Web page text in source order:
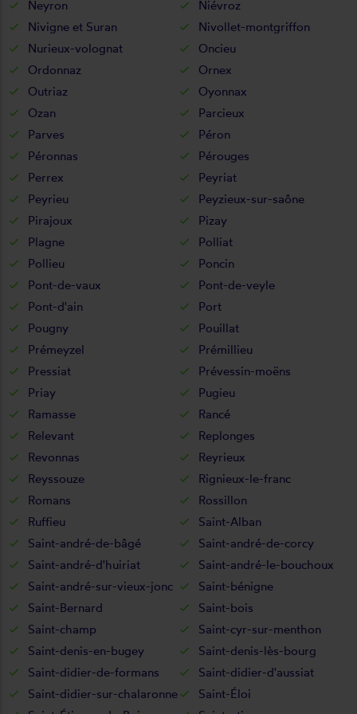
Neyron
Niévroz
Nivigne et Suran
Nivollet-montgriffon
Nurieux-volognat
Oncieu
Ordonnaz
Ornex
Outriaz
Oyonnax
Ozan
Parcieux
Parves
Péron
Péronnas
Pérouges
Perrex
Peyriat
Peyrieu
Peyzieux-sur-saône
Pirajoux
Pizay
Plagne
Polliat
Pollieu
Poncin
Pont-de-vaux
Pont-de-veyle
Pont-d'ain
Port
Pougny
Pouillat
Prémeyzel
Prémillieu
Pressiat
Prévessin-moëns
Priay
Pugieu
Ramasse
Rancé
Relevant
Replonges
Revonnas
Reyrieux
Reyssouze
Rignieux-le-franc
Romans
Rossillon
Ruffieu
Saint-Alban
Saint-andré-de-bâgé
Saint-andré-de-corcy
Saint-andré-d'huiriat
Saint-andré-le-bouchoux
Saint-andré-sur-vieux-jonc
Saint-bénigne
Saint-Bernard
Saint-bois
Saint-champ
Saint-cyr-sur-menthon
Saint-denis-en-bugey
Saint-denis-lès-bourg
Saint-didier-de-formans
Saint-didier-d'aussiat
Saint-didier-sur-chalaronne
Saint-Éloi